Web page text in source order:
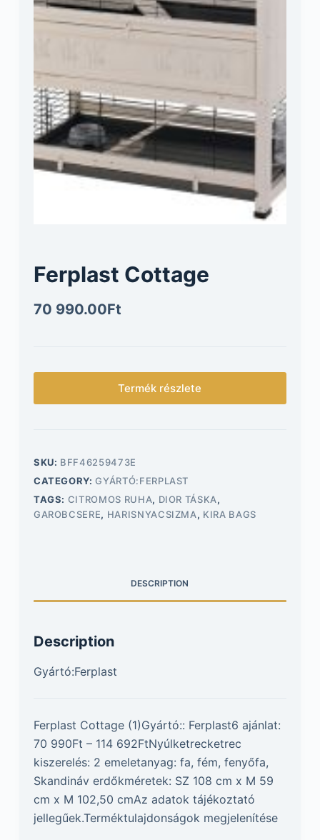
Ferplast Cottage
70 990.00Ft
Termék részlete
SKU: BFF46259473E
CATEGORY:GYÁRTÓ:FERPLAST
TAGS: CITROMOS RUHA, DIOR TÁSKA,
GAROBCSERE, HARISNYACSIZMA, KIRA BAGS
DESCRIPTION
Description
Gyártó:Ferplast
Ferplast Cottage (1)Gyártó:: Ferplast6 ajánlat:
70 990Ft – 114 692FtNyúlketrecketrec
kiszerelés: 2 emeletanyag: fa, fém, fenyőfa,
Skandináv erdőkméretek: SZ 108 cm x M 59
cm x M 102,50 cmAz adatok tájékoztató
jellegűek.Terméktulajdonságok megjelenítése